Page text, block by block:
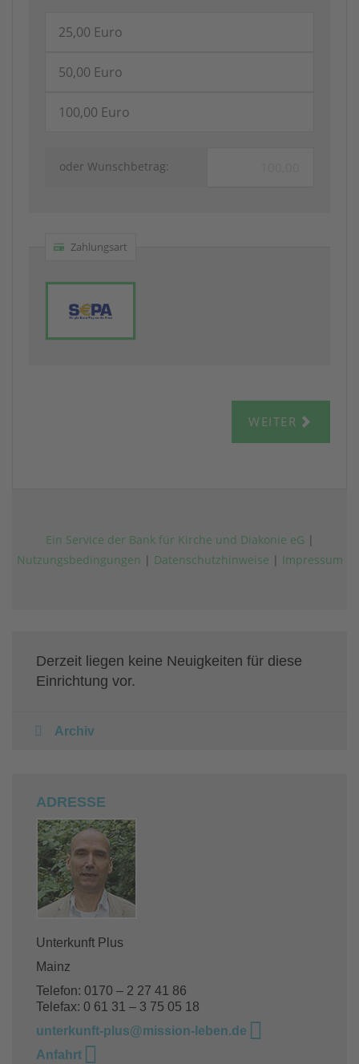
Derzeit liegen keine Neuigkeiten für diese
Einrichtung vor.
Archiv
ADRESSE
Unterkunft Plus
Mainz
Telefon: 0170 – 2 27 41 86
Telefax: 0 61 31 – 3 75 05 18
unterkunft-plus@mission-leben.de
Anfahrt